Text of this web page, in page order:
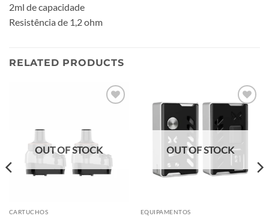
2ml de capacidade
Resistência de 1,2 ohm
RELATED PRODUCTS
OUT OF STOCK
CARTUCHOS
wishlist
OUT OF STOCK
EQUIPAMENTOS